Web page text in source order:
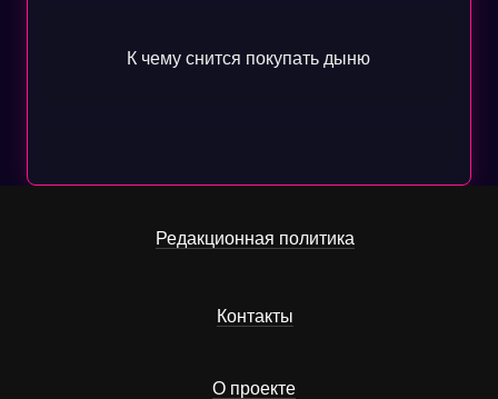
К чему снится покупать дыню
Редакционная политика
Контакты
О проекте